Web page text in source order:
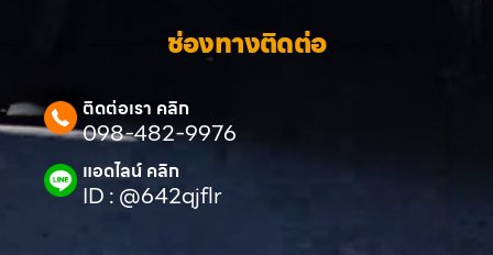
ช่องทางติดต่อ
ติดต่อเรา คลิก
098-482-9976
แอดไลน์ คลิก
ID : @642qjflr